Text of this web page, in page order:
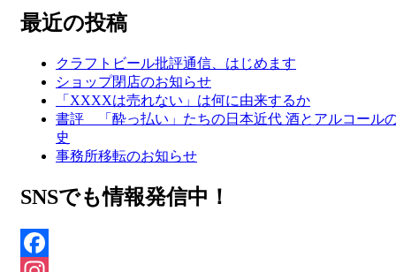
最近の投稿
クラフトビール批評通信、はじめます
ショップ閉店のお知らせ
「XXXXは売れない」は何に由来するか
書評 「酔っ払い」たちの日本近代 酒とアルコール
史
事務所移転のお知らせ
SNSでも情報発信中！